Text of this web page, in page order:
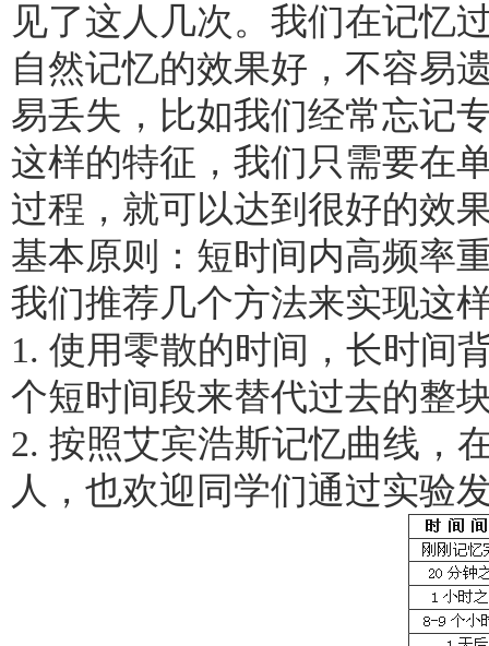
见了这人几次。我们在记忆
自然记忆的效果好，不容易
易丢失，比如我们经常忘记
这样的特征，我们只需要在
过程，就可以达到很好的效
基本原则：短时间内高频率
我们推荐几个方法来实现这
1. 使用零散的时间，长时间
个短时间段来替代过去的整
2. 按照艾宾浩斯记忆曲线，
人，也欢迎同学们通过实验